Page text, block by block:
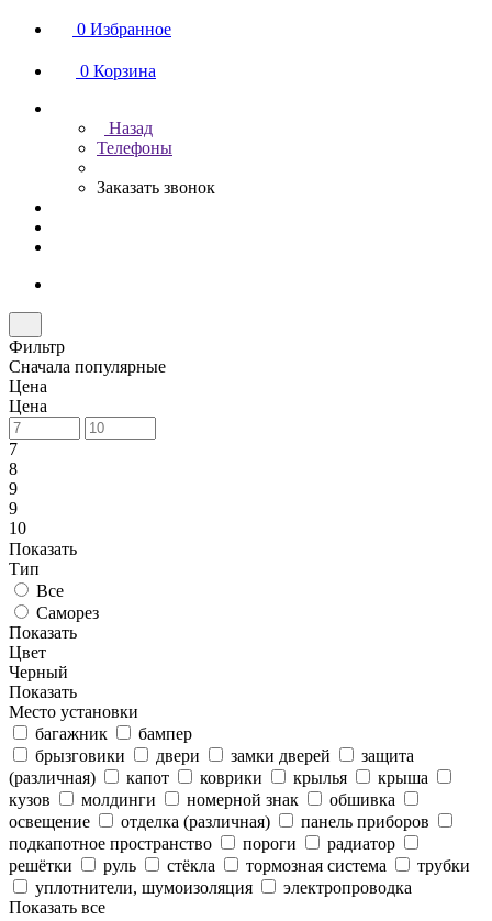
0 Избранное
0 Корзина
Назад
Телефоны
Заказать звонок
Фильтр
Сначала популярные
Цена
Цена
7
8
9
9
10
Показать
Тип
Все
Саморез
Показать
Цвет
Черный
Показать
Место установки
багажник
бампер
брызговики
двери замки дверей
защита
(различная)
капот коврики крылья
крыша
кузов
молдинги номерной знак
обшивка
освещение
отделка (различная)
панель приборов
подкапотное пространство
пороги
радиатор
решётки
руль стёкла тормозная система
трубки
уплотнители, шумоизоляция
электропроводка
Показать все